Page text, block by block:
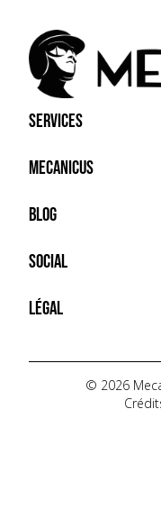
Services
ACHETER
VENDRE
SERVICES PREMIUM
Mecanicus
À PROPOS
HOUSE MECANICUS
CONTACT
Blog
NEWS
VIDÉOS
AUTOPÉDIA
Social
INSTAGRAM
TIKTOK
YOUTUBE
Légal
POLITIQUE DE
© 2026